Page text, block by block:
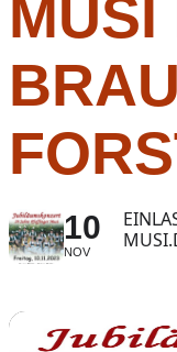
MUSI
10
NOV